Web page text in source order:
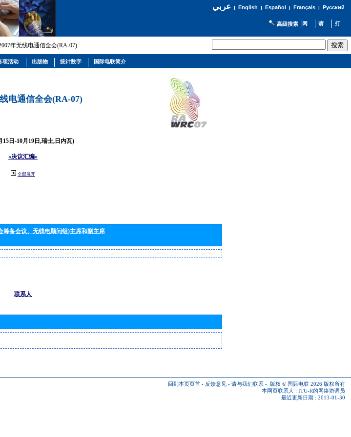
عربي| English | Español | Français| Русский
高级搜索
年无线电通信全会(RA-07)
电通信全会(RA-07)
15日-10月19日,瑞士,日内瓦)
«决议汇编»
全部展开
筹备会议、无线电顾问组)主席和副主席
联系人
回到本页页首 - 反馈意见 - 请与我们联系 - 版权 © 国际电联 2026 版权所有
本网页联系人 : ITU-R的网络协调员
最近更新日期 : 2013-01-30
项活动 出版物 统计数字 国际电联简介